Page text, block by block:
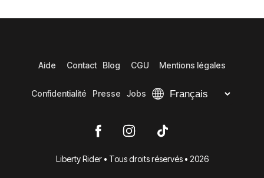
Aide Contact Blog CGU Mentions légales
Confidentialité Presse Jobs
Liberty Rider • Tous droits réservés • 2026